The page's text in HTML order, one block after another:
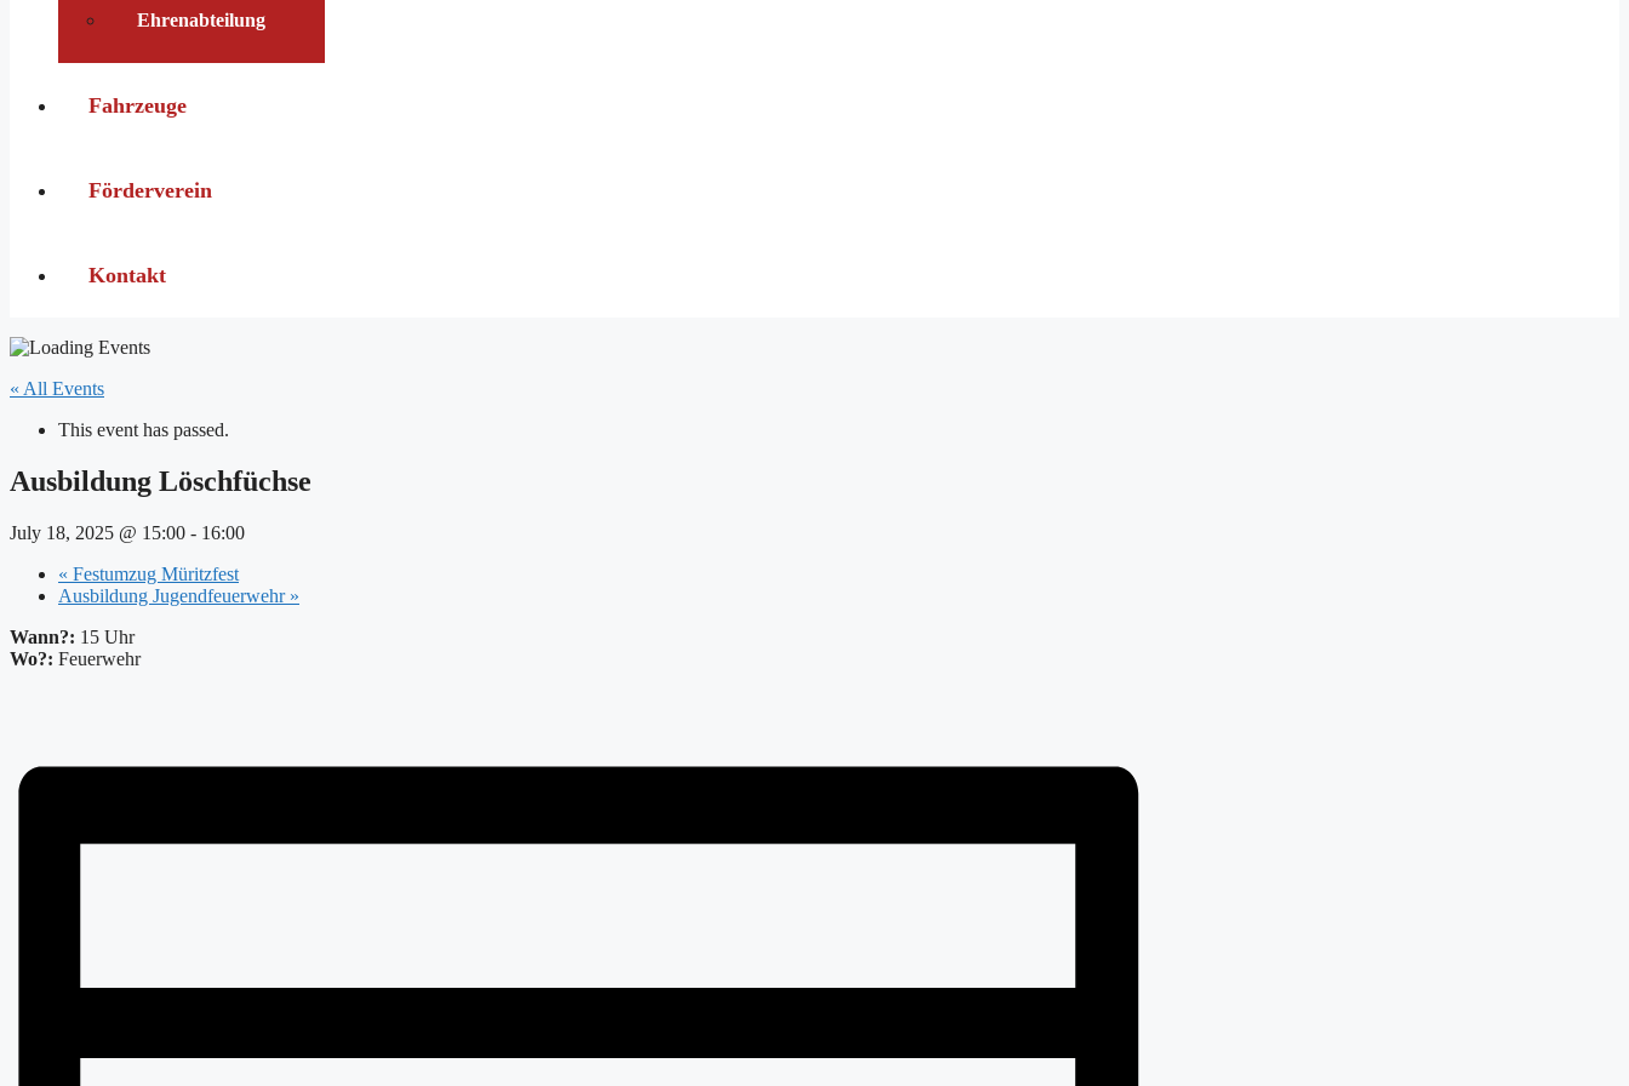
Ehrenabteilung
Fahrzeuge
Förderverein
Kontakt
« All Events
This event has passed.
Ausbildung Löschfüchse
July 18, 2025 @ 15:00 - 16:00
« Festumzug Müritzfest
Ausbildung Jugendfeuerwehr »
Wann?: 15 Uhr
Wo?: Feuerwehr